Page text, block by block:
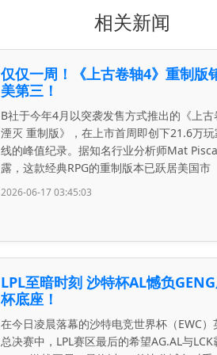
相关新闻
仅仅一周！《上古卷轴4》重制版
美第三！
B社于今年4月以突袭发售方式推出的《上古
湮灭 重制版》，在上市首周即创下21.6万
线的峰值纪录。据知名行业分析师Mat
露，这款经典RPG的重制版本已跃居美国市
2026-06-17 03:45:03
LPL至暗时刻 沙特杯AL憾负
杯底座！
在今日凌晨落幕的沙特电竞世界杯（EWC）
总决赛中，LPL赛区最后的希望AG.AL与LCK